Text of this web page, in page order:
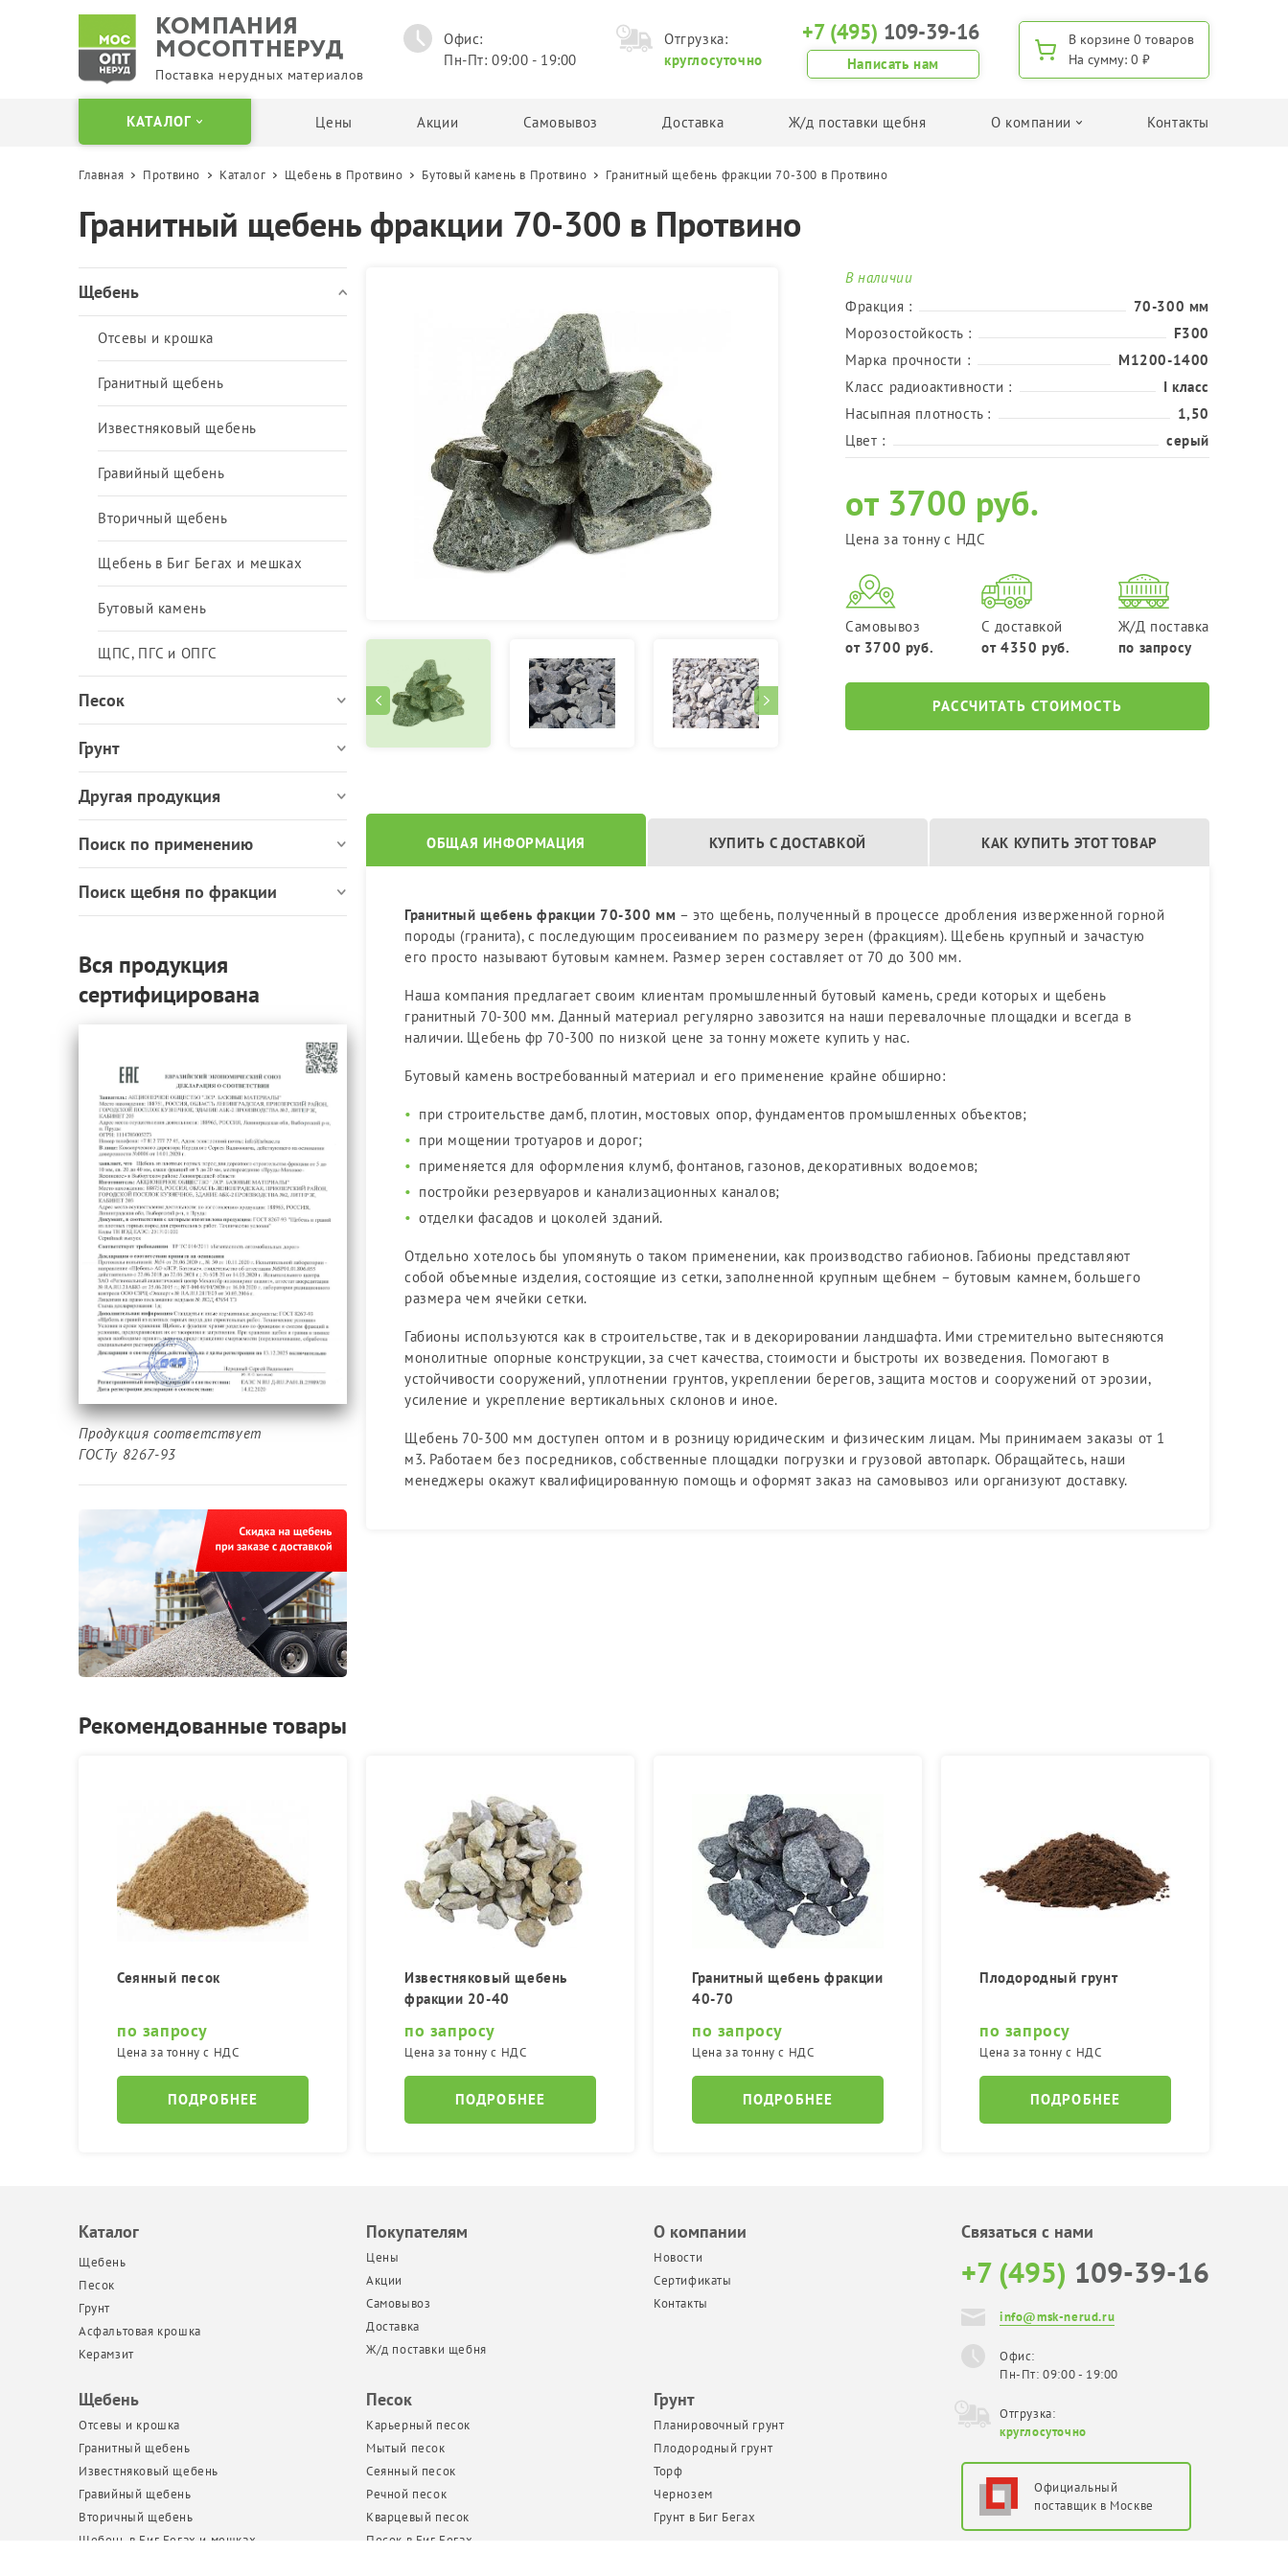
КОМПАНИЯ
МОСОПТНЕРУД
Поставка нерудных материалов
Офис:
Пн-Пт: 09:00 - 19:00
Отгрузка:
круглосуточно
+7 (495) 109-39-16
Написать нам
В корзине 0 товаров
На сумму: 0 ₽
КАТАЛОГ
Отсевы и крошка
Гранитный щебень
Гравийный щебень
Вторичный щебень
мешках
Бутовый камень
ЩПС, ПГС и ОПГС
Карьерный песок
Пескосоль
Планировочный грунт
Грунт в Биг Бегах
Асфальтовая крошка
Техническая соль
Для изготовления ЖБИ
Для дачного строительства/хозяйства
Для приготовления бетона
Поиск щебня по фракции
Фракция 40-70 мм
Цены Акции Самовывоз Доставка Ж/д поставки щебня О компании Контакты
Главная Протвино Каталог Щебень в Протвино Бутовый камень в Протвино Гранитный щебень фракции 70-300 в Протвино
Гранитный щебень фракции 70-300 в Протвино
Щебень
Отсевы и крошка
Гранитный щебень
Известняковый щебень
Гравийный щебень
Вторичный щебень
Щебень в Биг Бегах и мешках
Бутовый камень
ЩПС, ПГС и ОПГС
Песок
Грунт
Другая продукция
Поиск по применению
Поиск щебня по фракции
Вся продукция
сертифицирована
Продукция соответствует
ГОСТу 8267-93
В наличии
Фракция :
70-300 мм
Морозостойкость :
F300
Марка прочности :
М1200-1400
Класс радиоактивности :
I класс
Насыпная плотность :
1,50
Цвет :
серый
от 3700 руб.
Цена за тонну с НДС
Самовывоз
от 3700 руб.
С доставкой
от 4350 руб.
Ж/Д поставка
по запросу
РАССЧИТАТЬ СТОИМОСТЬ
ОБЩАЯ ИНФОРМАЦИЯ КУПИТЬ С ДОСТАВКОЙ КАК КУПИТЬ ЭТОТ ТОВАР
Гранитный щебень фракции 70-300 мм – это щебень, полученный в процессе дробления изверженной горной
породы (гранита), с последующим просеиванием по размеру зерен (фракциям). Щебень крупный и зачастую
его просто называют бутовым камнем. Размер зерен составляет от 70 до 300 мм.
Наша компания предлагает своим клиентам промышленный бутовый камень, среди которых и щебень
гранитный 70-300 мм. Данный материал регулярно завозится на наши перевалочные площадки и всегда в
наличии. Щебень фр 70-300 по низкой цене за тонну можете купить у нас.
Бутовый камень востребованный материал и его применение крайне обширно:
при строительстве дамб, плотин, мостовых опор, фундаментов промышленных объектов;
при мощении тротуаров и дорог;
применяется для оформления клумб, фонтанов, газонов, декоративных водоемов;
постройки резервуаров и канализационных каналов;
отделки фасадов и цоколей зданий.
Отдельно хотелось бы упомянуть о таком применении, как производство габионов. Габионы представляют
собой объемные изделия, состоящие из сетки, заполненной крупным щебнем – бутовым камнем, большего
размера чем ячейки сетки.
Габионы используются как в строительстве, так и в декорировании ландшафта. Ими стремительно вытесняются
монолитные опорные конструкции, за счет качества, стоимости и быстроты их возведения. Помогают в
устойчивости сооружений, уплотнении грунтов, укреплении берегов, защита мостов и сооружений от эрозии,
усиление и укрепление вертикальных склонов и иное.
Щебень 70-300 мм доступен оптом и в розницу юридическим и физическим лицам. Мы принимаем заказы от 1
м3. Работаем без посредников, собственные площадки погрузки и грузовой автопарк. Обращайтесь, наши
менеджеры окажут квалифицированную помощь и оформят заказ на самовывоз или организуют доставку.
Рекомендованные товары
Сеянный песок
по запросу
Цена за тонну с НДС
ПОДРОБНЕЕ
Известняковый щебень
фракции 20-40
по запросу
Цена за тонну с НДС
ПОДРОБНЕЕ
Гранитный щебень фракции
40-70
по запросу
Цена за тонну с НДС
ПОДРОБНЕЕ
Плодородный грунт
по запросу
Цена за тонну с НДС
ПОДРОБНЕЕ
Каталог
Щебень
Песок
Грунт
Асфальтовая крошка
Керамзит
Покупателям
Цены
Акции
Самовывоз
Доставка
Ж/д поставки щебня
О компании
Новости
Сертификаты
Контакты
Щебень
Отсевы и крошка
Гранитный щебень
Известняковый щебень
Гравийный щебень
Вторичный щебень
Щебень в Биг Бегах и мешках
Песок
Карьерный песок
Мытый песок
Сеянный песок
Речной песок
Кварцевый песок
Песок в Биг Бегах
Грунт
Планировочный грунт
Плодородный грунт
Торф
Чернозем
Грунт в Биг Бегах
Связаться с нами
+7 (495) 109-39-16
info@msk-nerud.ru
Офис:
Пн-Пт: 09:00 - 19:00
Отгрузка:
круглосуточно
Официальный
поставщик в Москве